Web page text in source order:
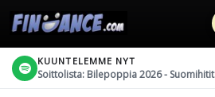
KUUNTELEMME NYT
Soittolista: Bilepoppia 2026 - Suomihitit